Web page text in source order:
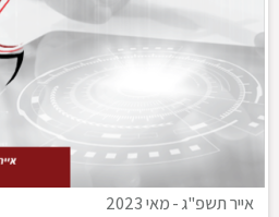
אייר תשפ"ג-מאי 2023